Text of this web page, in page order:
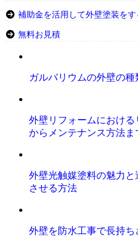
補助金を活用して外壁塗装をす
無料お見積
ガルバリウムの外壁の
外壁リフォームにおけ
からメンテナンス方法ま
外壁光触媒塗料の魅力
させる方法
外壁を防水工事で長持